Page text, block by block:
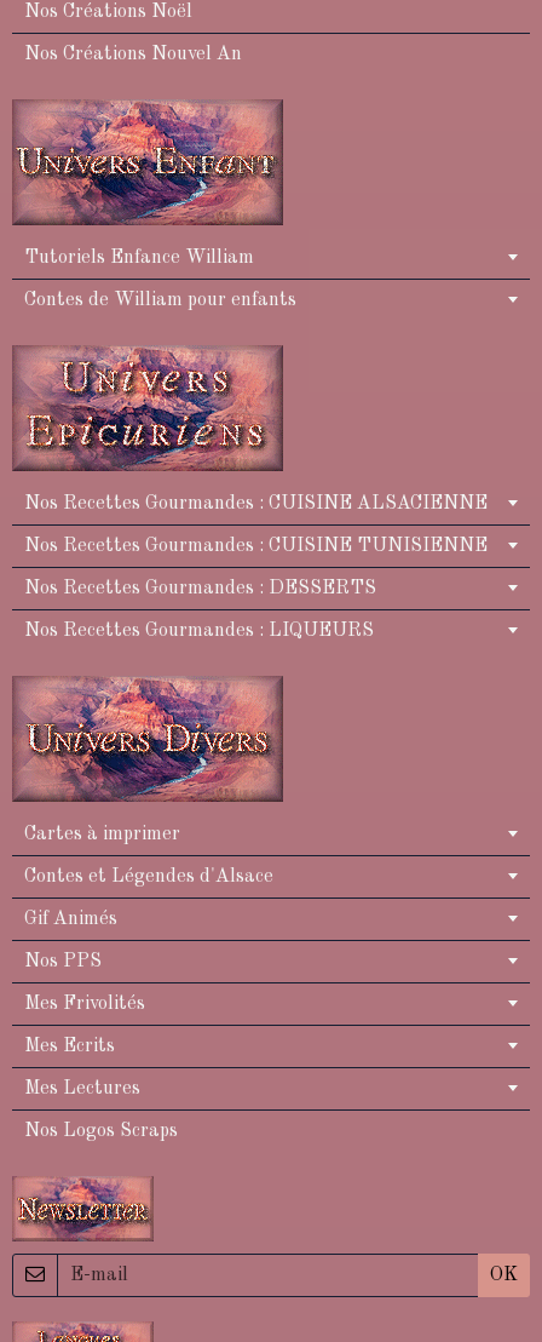
Nos Créations Noël
Nos Créations Nouvel An
Tutoriels Enfance William
Contes de William pour enfants
Nos Recettes Gourmandes : CUISINE ALSACIENNE
Nos Recettes Gourmandes : CUISINE TUNISIENNE
Nos Recettes Gourmandes : DESSERTS
Nos Recettes Gourmandes : LIQUEURS
Cartes à imprimer
Contes et Légendes d'Alsace
Gif Animés
Nos PPS
Mes Frivolités
Mes Ecrits
Mes Lectures
Nos Logos Scraps
OK